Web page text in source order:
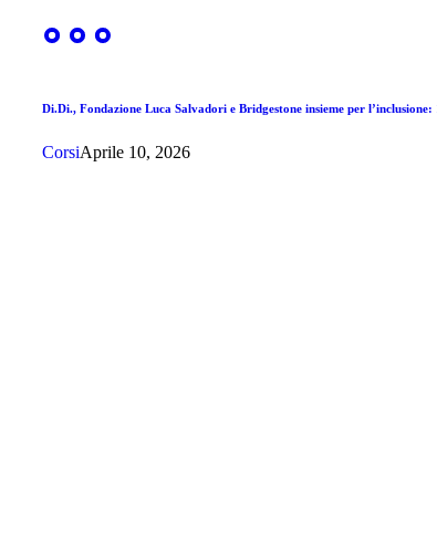
Di.Di., Fondazione Luca Salvadori e Bridgestone insieme per
CorsiAprile 10, 2026